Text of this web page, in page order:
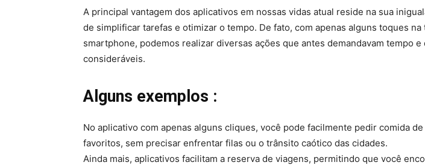
A principal vantagem dos aplicativos em nossas vidas atual reside na sua
de simplificar tarefas e otimizar o tempo. De fato, com apenas alguns toques na
smartphone, podemos realizar diversas ações que antes demandavam tempo e
consideráveis.
Alguns exemplos :
No aplicativo com apenas alguns cliques, você pode facilmente pedir comida
favoritos, sem precisar enfrentar filas ou o trânsito caótico das cidades.
Ainda mais, aplicativos facilitam a reserva de viagens, permitindo que você